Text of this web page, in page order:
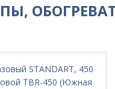
STANDART, 450
TBR-450 (Южная